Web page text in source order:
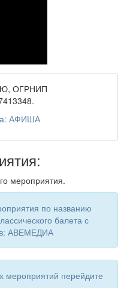
ОГРНИП
АФИША
мероприятия.
по названию
балета с
в: АВЕМЕДИА
мероприятий перейдите